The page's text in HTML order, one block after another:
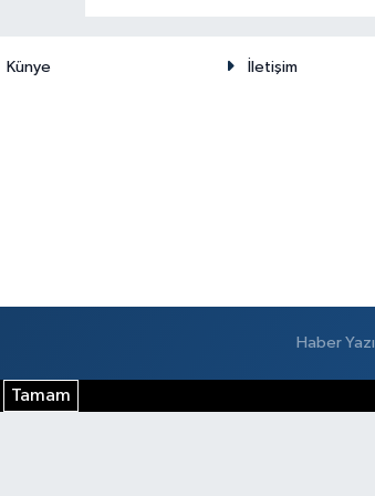
Künye İletişim
Haber
Tamam